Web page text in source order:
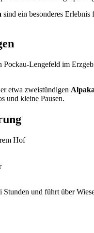
sind ein besonderes
Lengefeld im
etwa zweistündigen
und kleine Pausen.
Hof
und führt über